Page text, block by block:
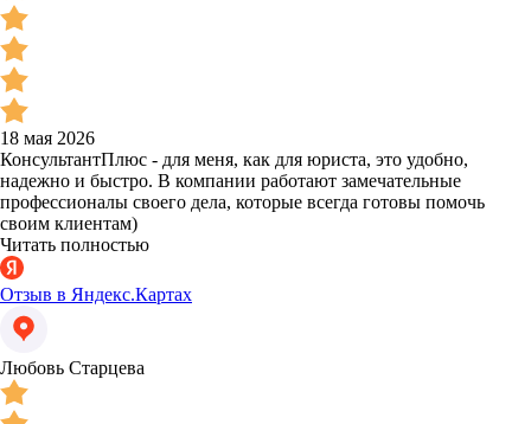
18 мая 2026
КонсультантПлюс - для меня, как для юриста, это удобно,
надежно и быстро. В компании работают замечательные
профессионалы своего дела, которые всегда готовы помочь
своим клиентам)
Читать полностью
Отзыв в Яндекс.Картах
Любовь Старцева